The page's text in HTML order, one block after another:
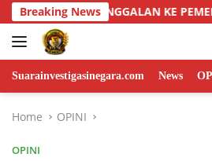
Skip
to
content
Breaking NewsTanamkan Semangat
Suarainvestigasinegara.com News
Home OPINI
OPINI